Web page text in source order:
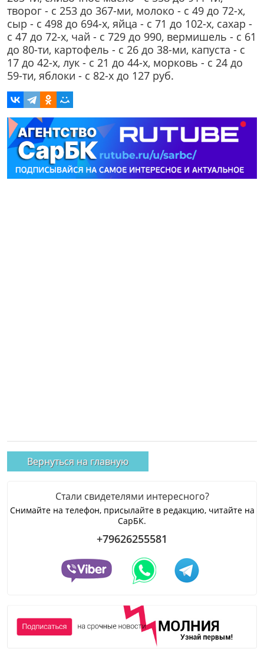
творог - с 253 до 367-ми, молоко - с 49 до 72-х,
сыр - с 498 до 694-х, яйца - с 71 до 102-х, сахар -
с 47 до 72-х, чай - с 729 до 990, вермишель - с 61
до 80-ти, картофель - с 26 до 38-ми, капуста - с
17 до 42-х, лук - с 21 до 44-х, морковь - с 24 до
59-ти, яблоки - с 82-х до 127 руб.
Вернуться на главную
Стали свидетелями интересного?
Снимайте на телефон, присылайте в редакцию, читайте на
СарБК.
+79626255581